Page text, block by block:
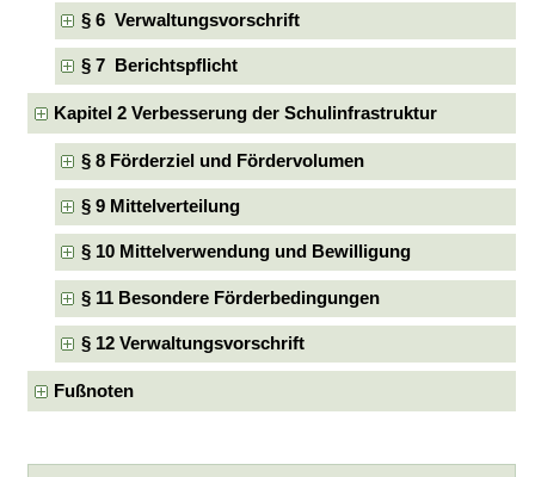
§ 6 Verwaltungsvorschrift
§ 7 Berichtspflicht
Kapitel 2 Verbesserung der Schulinfrastruktur
§ 8 Förderziel und Fördervolumen
§ 9 Mittelverteilung
§ 10 Mittelverwendung und Bewilligung
§ 11 Besondere Förderbedingungen
§ 12 Verwaltungsvorschrift
Fußnoten